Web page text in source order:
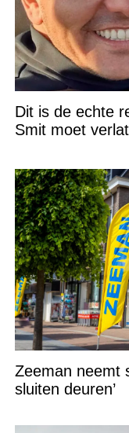
Dit is de echte
Smit moet
Zeeman neemt
sluiten deuren’